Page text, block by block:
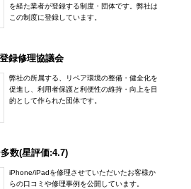
を経た業者が登録する制度・団体です。弊社は
この制度に登録しています。
録修理協議会
弊社の所属する、リペア環境の整備・健全化を
促進し、利用者保護と利便性の維持・向上を目
的として作られた団体です。
数(星評価:4.7)
iPhone/iPadを修理させていただいたお客様か
らの口コミや修理事例を公開しています。